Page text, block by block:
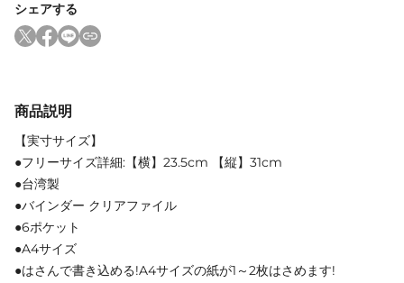
シェアする
商品説明
【実寸サイズ】
●フリーサイズ詳細:【横】23.5cm 【縦】31cm
●台湾製
●バインダー クリアファイル
●6ポケット
●A4サイズ
●はさんで書き込める!A4サイズの紙が1～2枚はさめます!